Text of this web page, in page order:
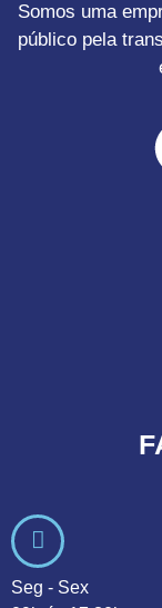
Somos uma
público pela
Seg - Sex